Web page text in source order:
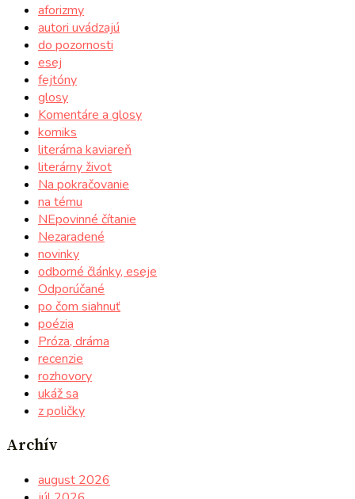
aforizmy
autori uvádzajú
do pozornosti
esej
fejtóny
glosy
Komentáre a glosy
komiks
literárna kaviareň
literárny život
Na pokračovanie
na tému
NEpovinné čítanie
Nezaradené
novinky
odborné články, eseje
Odporúčané
po čom siahnuť
poézia
Próza, dráma
recenzie
rozhovory
ukáž sa
z poličky
Archív
august 2026